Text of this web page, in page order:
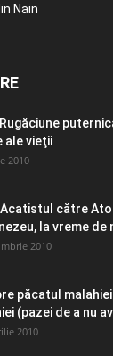
Nain
ale vieţii
2010
către
la vreme de
2010
păcatul
(pazei de a nu
2010